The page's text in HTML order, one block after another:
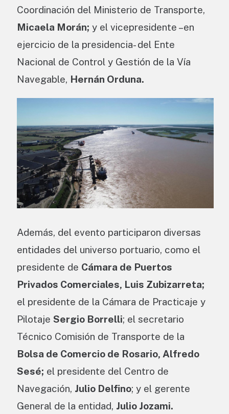
Coordinación del Ministerio de Transporte,
Micaela Morán; y el vicepresidente –en
ejercicio de la presidencia- del Ente
Nacional de Control y Gestión de la Vía
Navegable, Hernán Orduna.
Además, del evento participaron diversas
entidades del universo portuario, como el
presidente de Cámara de Puertos
Privados Comerciales, Luis Zubizarreta;
el presidente de la Cámara de Practicaje y
Pilotaje Sergio Borrelli; el secretario
Técnico Comisión de Transporte de la
Bolsa de Comercio de Rosario, Alfredo
Sesé; el presidente del Centro de
Navegación, Julio Delfino; y el gerente
General de la entidad, Julio Jozami.